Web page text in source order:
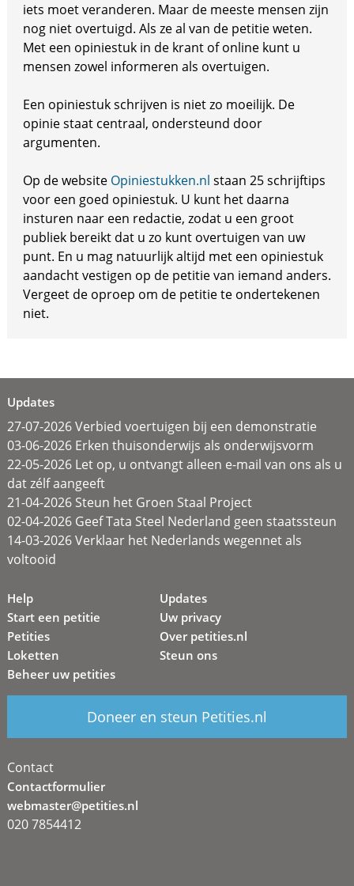
iets moet veranderen. Maar de meeste mensen zijn
nog niet overtuigd. Als ze al van de petitie weten.
Met een opiniestuk in de krant of online kunt u
mensen zowel informeren als overtuigen.
Een opiniestuk schrijven is niet zo moeilijk. De
opinie staat centraal, ondersteund door
argumenten.
Op de website Opiniestukken.nl staan 25 schrijftips
voor een goed opiniestuk. U kunt het daarna
insturen naar een redactie, zodat u een groot
publiek bereikt dat u zo kunt overtuigen van uw
punt. En u mag natuurlijk altijd met een opiniestuk
aandacht vestigen op de petitie van iemand anders.
Vergeet de oproep om de petitie te ondertekenen
niet.
Updates
27-07-2026 Verbied voertuigen bij een demonstratie
03-06-2026 Erken thuisonderwijs als onderwijsvorm
22-05-2026 Let op, u ontvangt alleen e-mail van ons als u
dat zélf aangeeft
21-04-2026 Steun het Groen Staal Project
02-04-2026 Geef Tata Steel Nederland geen staatssteun
14-03-2026 Verklaar het Nederlands wegennet als
voltooid
Help
Start een petitie
Petities
Loketten
Beheer uw petities
Updates
Uw privacy
Over petities.nl
Steun ons
Doneer en steun Petities.nl
Contact
Contactformulier
webmaster@petities.nl
020 7854412